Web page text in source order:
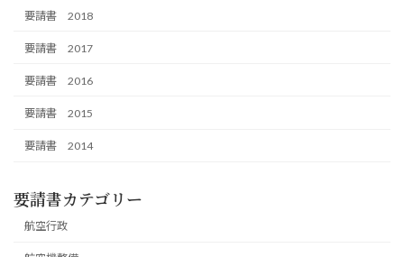
要請書 2018
要請書 2017
要請書 2016
要請書 2015
要請書 2014
要請書カテゴリー
航空行政